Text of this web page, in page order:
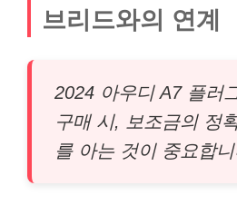
브리드와의 연계
2024 아우디 A7 플러
구매 시, 보조금의 정
를 아는 것이 중요합니